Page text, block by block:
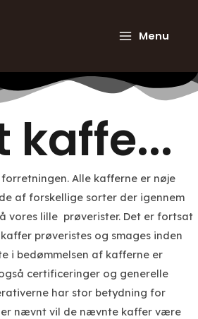
Menu
Menu
kaffe...
Alle kafferne er nøje
af forskellige sorter der igennem
vores lille prøverister. Det er fortsat
prøveristes og smages inden
i bedømmelsen af kafferne er
certificeringer og generelle
har stor betydning for
er nævnt vil de nævnte kaffer være